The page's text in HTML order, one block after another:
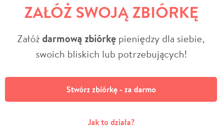
ZAŁÓŻ SWOJĄ ZBIÓRKĘ
Załóżdarmową zbiórkę pieniędzy dla siebie,
swoich bliskich lub potrzebujących!
Stwórz zbiórkę - za darmo
Jak to działa?